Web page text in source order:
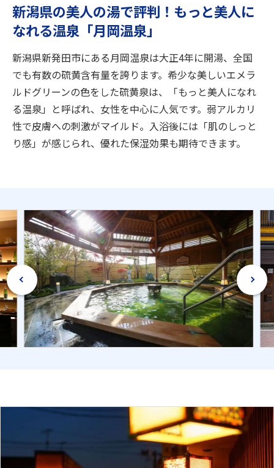
閉じる
新潟県の美人の湯で評判！もっと美人に
なれる温泉「月岡温泉」
新潟県新発田市にある月岡温泉は大正4年に開湯、全国
でも有数の硫黄含有量を誇ります。希少な美しいエメラ
ルドグリーンの色をした硫黄泉は、「もっと美人になれ
る温泉」と呼ばれ、女性を中心に人気です。弱アルカリ
性で皮膚への刺激がマイルド。入浴後には「肌のしっと
り感」が感じられ、優れた保湿効果も期待できます。